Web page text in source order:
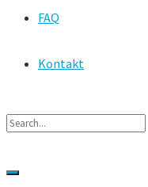
FAQ
Kontakt